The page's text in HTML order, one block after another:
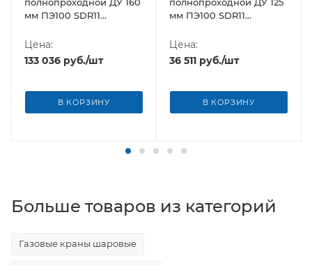
мм ПЭ100 SDR11
Цена:
133 036 руб./шт
В КОРЗИНУ
мм ПЭ100 SDR11
Цена:
36 511 руб./шт
В КОРЗИНУ
Больше товаров из категорий
Газовые краны шаровые